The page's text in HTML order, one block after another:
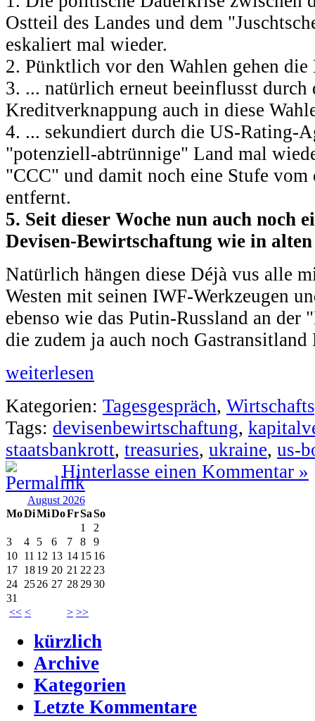
Ostteil des Landes und dem
eskaliert mal wieder.
2. Pünktlich vor den Wahlen gehen
3. ... natürlich erneut beeinflusst durch
Kreditverknappung auch in diese
4. ... sekundiert durch die US-Rating-
"potenziell-abtrünnige" Land mal
"CCC" und damit noch eine Stufe
entfernt.
5. Seit dieser Woche nun auch noch
Devisen-Bewirtschaftung wie in
Natürlich hängen diese Déjà vus alle
Westen mit seinen IWF-Werkzeugen
ebenso wie das Putin-Russland an der
die zudem ja auch noch
weiterlesen
Kategorien: Tagesgespräch,
Tags: devisenbewirtschaftung,
staatsbankrott, treasuries, ukraine, us-
Hinterlasse einen Kommentar »
August 2026
MoDiMiDoFrSaSo
<< < > >>
1
2
3
4 5 6 7 8
9
10 11 12 13 14 15 16
17 1819 20 21 22 23
24 2526 27 28 2930
31
kürzlich
Archive
Kategorien
Letzte Kommentare